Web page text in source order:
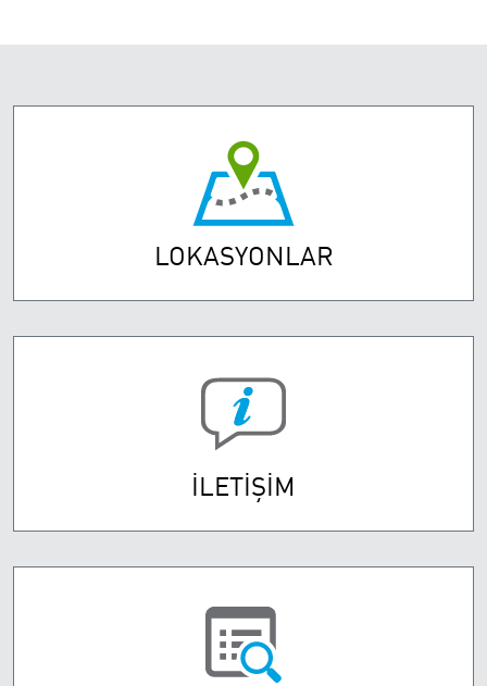
LOKASYONLAR
İLETİŞİM